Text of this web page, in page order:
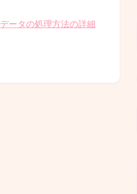
データの処理方法の詳細